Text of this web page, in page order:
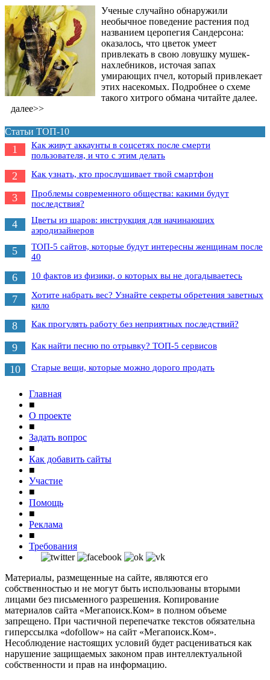
Ученые случайно обнаружили
необычное поведение растения под
названием церопегия Сандерсона:
оказалось, что цветок умеет
привлекать в свою ловушку мушек-
нахлебников, источая запах
умирающих пчел, который привлекает
этих насекомых. Подробнее о схеме
такого хитрого обмана читайте далее.
далее>>
Статьи ТОП-10
1
Как живут аккаунты в соцсетях после смерти
пользователя, и что с этим делать
2 Как узнать, кто прослушивает твой смартфон
3
Проблемы современного общества: какими будут
последствия?
4
Цветы из шаров: инструкция для начинающих
аэродизайнеров
5
ТОП-5 сайтов, которые будут интересны женщинам после
40
6 10 фактов из физики, о которых вы не догадываетесь
7
Хотите набрать вес? Узнайте секреты обретения заветных
кило
8 Как прогулять работу без неприятных последствий?
9 Как найти песню по отрывку? ТОП-5 сервисов
10 Старые вещи, которые можно дорого продать
Главная
■
О проекте
■
Задать вопрос
■
Как добавить сайты
■
Участие
■
Помощь
■
Реклама
■
Требования
Материалы, размещенные на сайте, являются его
собственностью и не могут быть использованы вторыми
лицами без письменного разрешения. Копирование
материалов сайта «Мегапоиск.Ком» в полном объеме
запрещено. При частичной перепечатке текстов обязательна
гиперссылка «dofollow» на сайт «Мегапоиск.Ком».
Несоблюдение настоящих условий будет расцениваться как
нарушение защищаемых законом прав интеллектуальной
собственности и прав на информацию.